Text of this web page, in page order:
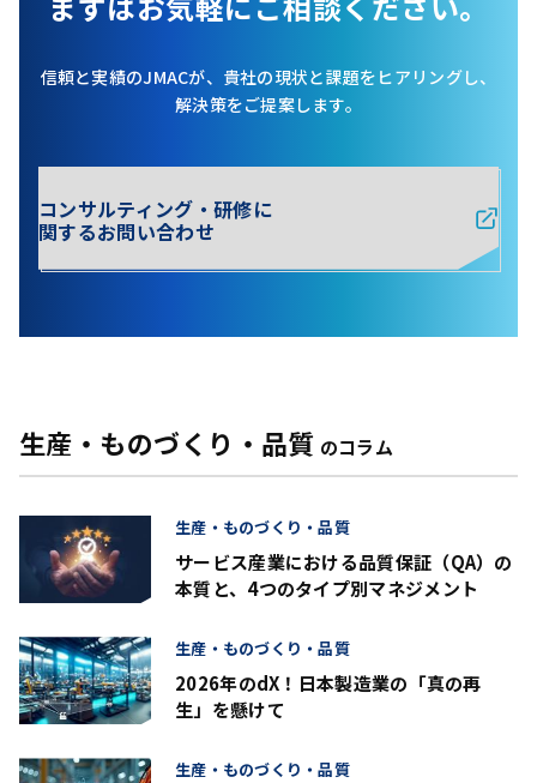
信頼と実績のJMACが、貴社の現状と課題をヒアリングし、
解決策をご提案します。
コンサルティング・研修に
関するお問い合わせ
生産・ものづくり・品質 のコラム
サービス産業における品質保証（QA）の
本質と、4つのタイプ別マネジメント
生産・ものづくり・品質
2026年のdX！日本製造業の「真の再
生」を懸けて
生産・ものづくり・品質
生産・ものづくり・品質